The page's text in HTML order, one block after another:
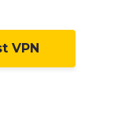
VPN